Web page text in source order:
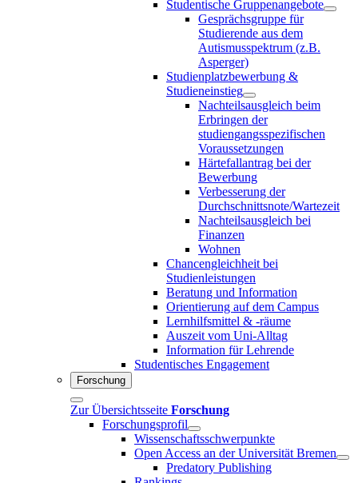
Studentische Gruppenangebote
Gesprächsgruppe für
Studierende aus dem
Autismusspektrum (z.B.
Asperger)
Studienplatzbewerbung &
Studieneinstieg
Nachteilsausgleich beim
Erbringen der
studiengangsspezifischen
Voraussetzungen
Härtefallantrag bei der
Bewerbung
Verbesserung der
Durchschnittsnote/Wartezeit
Nachteilsausgleich bei
Finanzen
Wohnen
Chancengleichheit bei
Studienleistungen
Beratung und Information
Orientierung auf dem Campus
Lernhilfsmittel & -räume
Auszeit vom Uni-Alltag
Information für Lehrende
Studentisches Engagement
Forschung
Zur Übersichtsseite Forschung
Forschungsprofil
Wissenschaftsschwerpunkte
Open Access an der Universität Bremen
Predatory Publishing